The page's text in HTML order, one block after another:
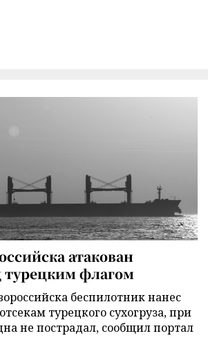
атакован
турецким флагом
беспилотник нанес
турецкого сухогруза, при
не пострадал, сообщил портал